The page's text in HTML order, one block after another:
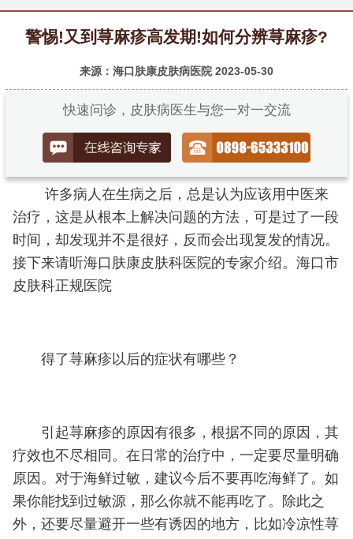
警惕!又到荨麻疹高发期!如何分辨荨麻疹?
来源：海口肤康皮肤病医院 2023-05-30
快速问诊，皮肤病医生与您一对一交流
许多病人在生病之后，总是认为应该用中医来
治疗，这是从根本上解决问题的方法，可是过了一段
时间，却发现并不是很好，反而会出现复发的情况。
接下来请听海口肤康皮肤科医院的专家介绍。海口市
皮肤科正规医院
得了荨麻疹以后的症状有哪些？
引起荨麻疹的原因有很多，根据不同的原因，其
疗效也不尽相同。在日常的治疗中，一定要尽量明确
原因。对于海鲜过敏，建议今后不要再吃海鲜了。如
果你能找到过敏源，那么你就不能再吃了。除此之
外，还要尽量避开一些有诱因的地方，比如冷凉性荨